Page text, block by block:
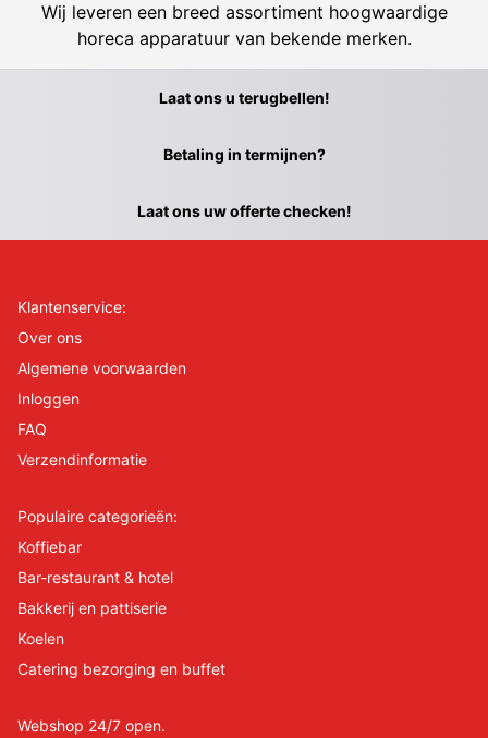
Wij leveren een breed assortiment hoogwaardige
horeca apparatuur van bekende merken.
Laat ons u terugbellen!
Betaling in termijnen?
Laat ons uw offerte checken!
Klantenservice:
Over ons
Algemene voorwaarden
Inloggen
FAQ
Verzendinformatie
Populaire categorieën:
Koffiebar
Bar-restaurant & hotel
Bakkerij en pattiserie
Koelen
Catering bezorging en buffet
Webshop 24/7 open.